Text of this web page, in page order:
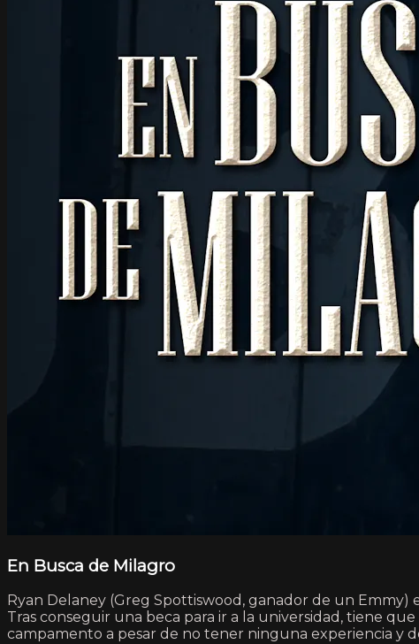
En Busca de Milagro
Ryan Delaney (Greg Spottiswood, ganador de un
Tras conseguir una beca para ir a la universidad, tiene
campamento a pesar de no tener ninguna experiencia y